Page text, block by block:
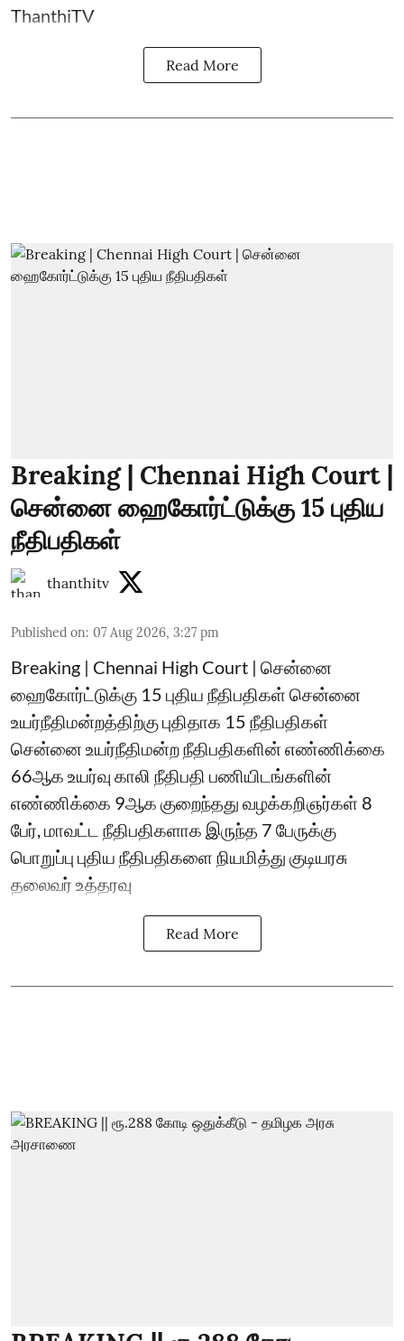
ThanthiTV
Read More
Breaking | Chennai High Court |
சென்னை ஹைகோர்ட்டுக்கு 15 புதிய
நீதிபதிகள்
thanthitv
Published on: 07 Aug 2026, 3:27 pm
Breaking | Chennai High Court | சென்னை
ஹைகோர்ட்டுக்கு 15 புதிய நீதிபதிகள் சென்னை
உயர்நீதிமன்றத்திற்கு புதிதாக 15 நீதிபதிகள்
சென்னை உயர்நீதிமன்ற நீதிபதிகளின் எண்ணிக்கை
66ஆக உயர்வு காலி நீதிபதி பணியிடங்களின்
எண்ணிக்கை 9ஆக குறைந்தது வழக்கறிஞர்கள் 8
பேர், மாவட்ட நீதிபதிகளாக இருந்த 7 பேருக்கு
பொறுப்பு புதிய நீதிபதிகளை நியமித்து குடியரசு
தலைவர் உத்தரவு
Read More